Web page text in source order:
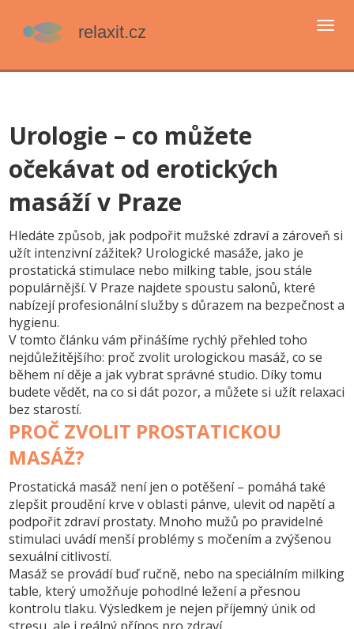
Urologie – co můžete
očekávat od erotických
masáží v Praze
Hledáte způsob, jak podpořit mužské zdraví a zároveň si
užít intenzivní zážitek? Urologické masáže, jako je
prostatická stimulace nebo milking table, jsou stále
populárnější. V Praze najdete spoustu salonů, které
nabízejí profesionální služby s důrazem na bezpečnost a
hygienu.
V tomto článku vám přinášíme rychlý přehled toho
nejdůležitějšího: proč zvolit urologickou masáž, co se
během ní děje a jak vybrat správné studio. Díky tomu
budete vědět, na co si dát pozor, a můžete si užít relaxaci
bez starostí.
PROČ ZVOLIT PROSTATICKOU
MASÁŽ?
Prostatická masáž není jen o potěšení – pomáhá také
zlepšit proudění krve v oblasti pánve, ulevit od napětí a
podpořit zdraví prostaty. Mnoho mužů po pravidelné
stimulaci uvádí menší problémy s močením a zvýšenou
sexuální citlivostí.
Masáž se provádí buď ručně, nebo na speciálním milking
table, který umožňuje pohodlné ležení a přesnou
kontrolu tlaku. Výsledkem je nejen příjemný únik od